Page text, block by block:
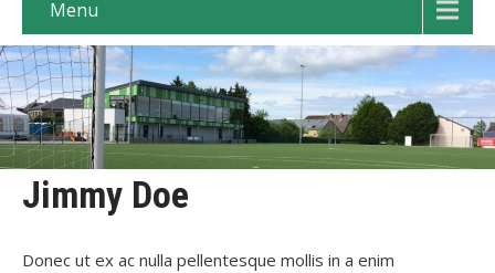
Menu
Jimmy Doe
Donec ut ex ac nulla pellentesque mollis in a enim